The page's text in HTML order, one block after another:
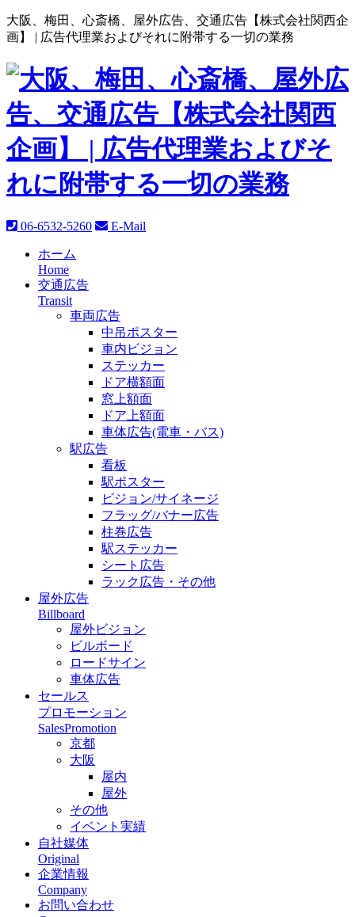
大阪、梅田、心斎橋、屋外広告、交通広告【株式会社関西企
画】 | 広告代理業およびそれに附帯する一切の業務
06-6532-5260 E-Mail
ホーム
Home
交通広告
Transit
車両広告
中吊ポスター
車内ビジョン
ステッカー
ドア横額面
窓上額面
ドア上額面
車体広告(電車・バス)
駅広告
看板
駅ポスター
ビジョン/サイネージ
フラッグ/バナー広告
柱巻広告
駅ステッカー
シート広告
ラック広告・その他
屋外広告
Billboard
屋外ビジョン
ビルボード
ロードサイン
車体広告
セールス
プロモーション
SalesPromotion
京都
大阪
屋内
屋外
その他
イベント実績
自社媒体
Original
企業情報
Company
お問い合わせ